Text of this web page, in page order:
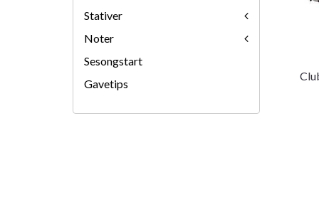
Stativer
Noter
Sesongstart
Gavetips